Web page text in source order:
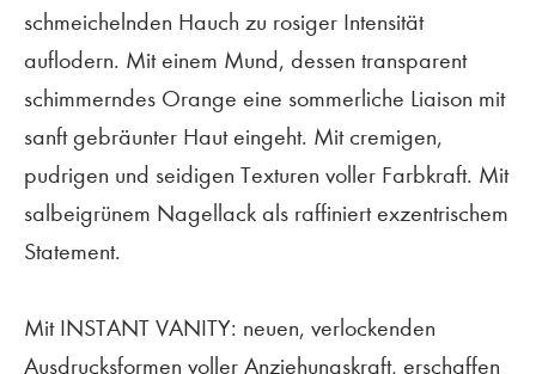
schmeichelnden Hauch zu rosiger Intensität
auflodern. Mit einem Mund, dessen transparent
schimmerndes Orange eine sommerliche Liaison mit
sanft gebräunter Haut eingeht. Mit cremigen,
pudrigen und seidigen Texturen voller Farbkraft. Mit
salbeigrünem Nagellack als raffiniert exzentrischem
Statement.
Mit INSTANT VANITY: neuen, verlockenden
Ausdrucksformen voller Anziehungskraft, erschaffen